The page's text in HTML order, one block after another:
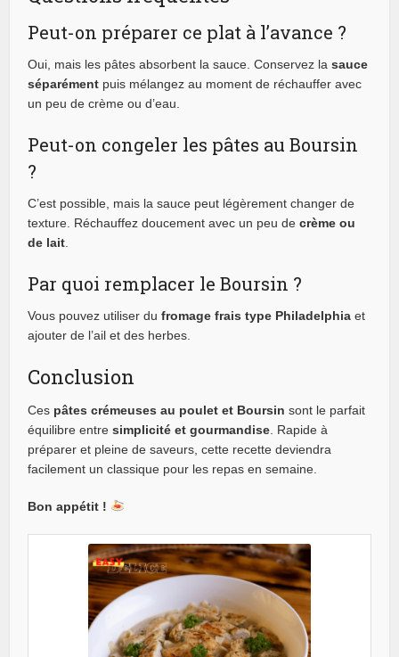
Peut-on préparer ce plat à l’avance ?
Oui, mais les pâtes absorbent la sauce. Conservez lasauce
séparément puis mélangez au moment de réchauffer avec
un peu de crème ou d’eau.
Peut-on congeler les pâtes au Boursin
?
C’est possible, mais la sauce peut légèrement changer de
texture. Réchauffez doucement avec un peu decrème ou
de lait
Par quoi remplacer le Boursin ?
Vous pouvez utiliser dufromage frais type Philadelphia et
ajouter de l’ail et des herbes.
Conclusion
Ces pâtes crémeuses au poulet et Boursin sont le parfait
équilibre entresimplicité et gourmandise . Rapide à
préparer et pleine de saveurs, cette recette deviendra
facilement un classique pour les repas en semaine.
Bon appétit !